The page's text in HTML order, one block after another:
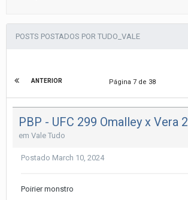
POSTS POSTADOS POR TUDO_VALE
ANTERIOR Página 7 de 38
PBP - UFC 299 Omalley x Vera 2
em Vale Tudo
Postado March 10, 2024
Poirier monstro